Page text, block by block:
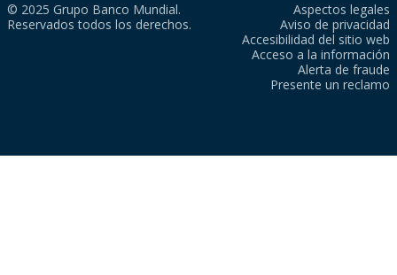
© 2025 Grupo Banco Mundial.
Reservados todos los derechos.
Aspectos legales
Aviso de privacidad
Accesibilidad del sitio web
Acceso a la información
Alerta de fraude
Presente un reclamo